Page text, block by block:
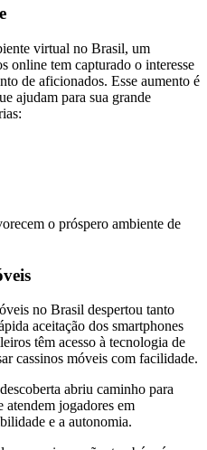
virtual no Brasil, um
online tem capturado o interesse
de aficionados. Esse aumento é
ajudam para sua grande
o próspero ambiente de
no Brasil despertou tanto
aceitação dos smartphones
têm acesso à tecnologia de
cassinos móveis com facilidade.
abriu caminho para
atendem jogadores em
e a autonomia.